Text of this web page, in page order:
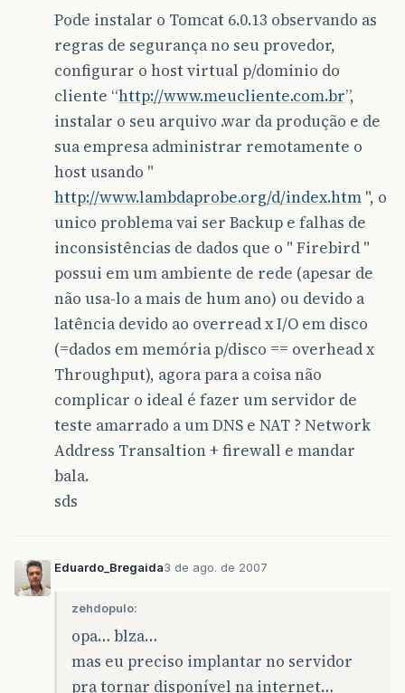
Pode instalar o Tomcat 6.0.13 observando as
regras de segurança no seu provedor,
configurar o host virtual p/dominio do
cliente “http://www.meucliente.com.br”,
instalar o seu arquivo .war da produção e de
sua empresa administrar remotamente o
host usando "
http://www.lambdaprobe.org/d/index.htm ", o
unico problema vai ser Backup e falhas de
inconsistências de dados que o " Firebird "
possui em um ambiente de rede (apesar de
não usa-lo a mais de hum ano) ou devido a
latência devido ao overread x I/O em disco
(=dados em memória p/disco == overhead x
Throughput), agora para a coisa não
complicar o ideal é fazer um servidor de
teste amarrado a um DNS e NAT ? Network
Address Transaltion + firewall e mandar
bala.
sds
Eduardo_Bregaida3 de ago. de 2007
zehdopulo:
opa… blza…
mas eu preciso implantar no servidor
pra tornar disponível na internet…